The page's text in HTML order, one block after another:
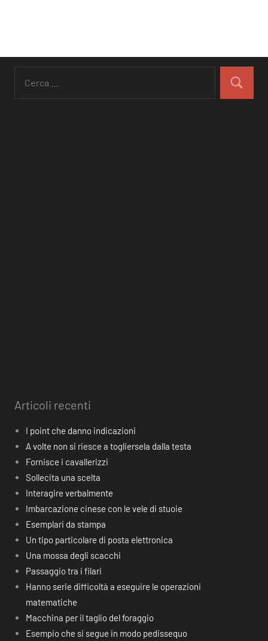
Articoli recenti
I point che danno indicazioni
A volte non si riesce a togliersela dalla testa
Fornisce i cavallerizzi
Sollecita una scelta
Interagire verbalmente
Imbarcazione cinese con le vele di stuoie
Esemplari da stampa
Un tipo particolare di posta elettronica
Una mossa degli scacchi
Passaggio tra i filari
Hanno serie difficoltà a eseguire le operazioni
matematiche
Macchina per il taglio del foraggio
Esempio che si segue in modo pedissequo